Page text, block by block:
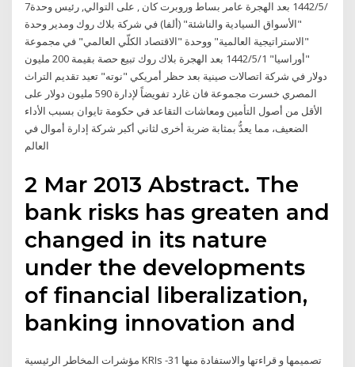
7‏‏/5‏‏/1442 بعد الهجرة عامر بساط وروبرت كان , على التوالي, رئيس وحدة
"الأسواق السيادية والناشئة" (ألفا) في شركة بلاك روك ومدير وحدة
"الاستراتيجية العالمية" ووحدة "الاقتصاد الكلّي العالمي" في مجموعة
"أوراسيا" 1‏‏/5‏‏/1442 بعد الهجرة بلاك روك تبيع حصة بقيمة 200 مليون
دولار في شركة اتصالات صينية بعد حظر أمريكي "نوته" تعيد تقديم التراث
المصري خسرت مجموعة فان غارد تفويضاً لإدارة 590 مليون دولار على
الأقل من أصول التأمين ومعاشات التقاعد في حكومة تايوان بسبب الأداء
الضعيف، مما يعدُّ بمثابة ضربة أخرى لثاني أكبر شركة إدارة أموال في
العالم
2 Mar 2013 Abstract. The
bank risks has greaten and
changed in its nature
under the developments
of financial liberalization,
banking innovation and
مؤشرات المخاطر الرئيسية KRIs تصميمها و قراءتها والاستفادة منها 31-